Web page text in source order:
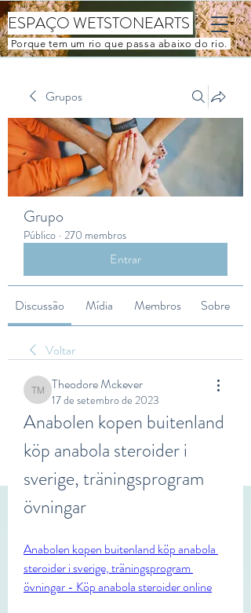
ESPAÇO WETSTONEARTS
Porque tem um rio que passa abaixo do rio.
Grupos
Grupo
Público · 270 membros
Entrar
Discussão Mídia Membros Sobre
Voltar
Theodore Mckever
Theodore Mckever
17 de setembro de 2023
Anabolen kopen buitenland
köp anabola steroider i
sverige, träningsprogram
övningar
Anabolen kopen buitenland köp anabola
steroider i sverige, träningsprogram
övningar - Köp anabola steroider online